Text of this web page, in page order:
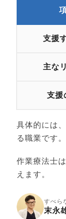
支援
主な
支援
具体的には
る職業です。
作業療法士
えます。
すべら
末永